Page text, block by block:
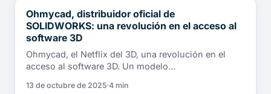
NOTICIAS
Ohmycad, distribuidor oficial de
SOLIDWORKS: una revolución en el acceso al
software 3D
Ohmycad, el Netflix del 3D, una revolución en el
acceso al software 3D. Un modelo…
13 de octubre de 2025 4 min